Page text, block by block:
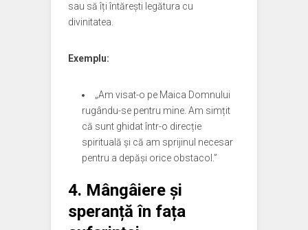
sau să îți întărești legătura cu
divinitatea.
Exemplu:
„Am visat-o pe Maica Domnului
rugându-se pentru mine. Am simțit
că sunt ghidat într-o direcție
spirituală și că am sprijinul necesar
pentru a depăși orice obstacol.”
4. Mângâiere și
speranță în fața